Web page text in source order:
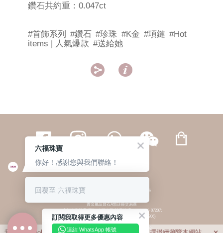
鑽石共約重：0.047ct
#首飾系列 #鑽石 #珍珠 #K金 #項鏈 #Hot
items | 人氣爆款 #送給她
 
繁體 | 簡体
© 六福集團 版權所有 不得轉載 私隱政策
貴金屬及寶石A類註冊交易商
(六福企業禮品(國際)有限公司-註冊號碼:A-B-24-05-07207;
六福電子商貿有限公司-註冊號碼:A-B-24-05-07206)
貴金屬及寶石B類註冊交易商
(六福集團有限公司-註冊號碼:B-B-24-05-07258;
訂閱我取得更多優惠內容
連結 WhatsApp 帳號
六福珠寶
你好！感謝您與我們聯絡！
回覆至 六福珠寶